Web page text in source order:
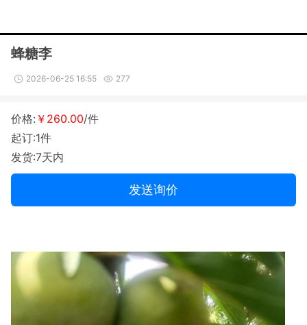
蜂糖李
2026-06-25 16:55 277
价格: ￥260.00/件
起订:1件
发货:7天内
发送询价